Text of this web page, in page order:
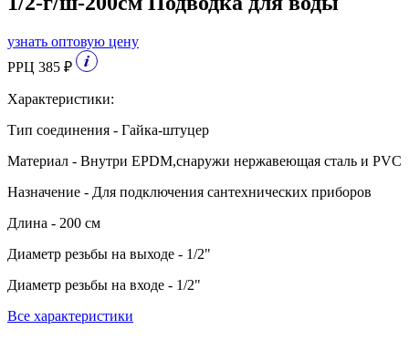
узнать оптовую цену
РРЦ 385 ₽
Характеристики:
Тип соединения - Гайка-штуцер
Материал - Внутри EPDM,снаружи нержавеющая сталь и PVC
Назначение - Для подключения сантехнических приборов
Длина - 200 см
Диаметр резьбы на выходе - 1/2"
Диаметр резьбы на входе - 1/2"
Все характеристики